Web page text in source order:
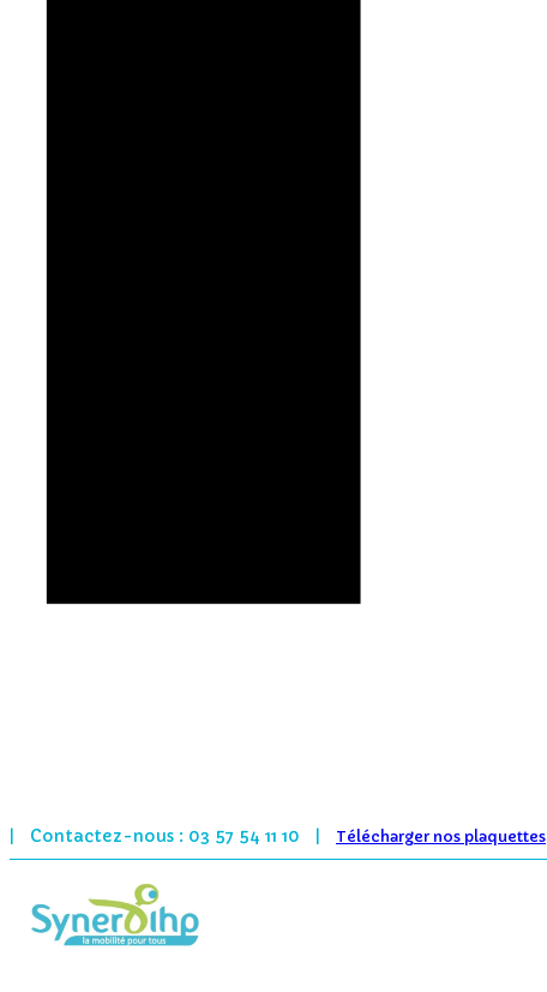
Contactez-nous : 03 57 54 11 10 Télécharger nos plaquettes